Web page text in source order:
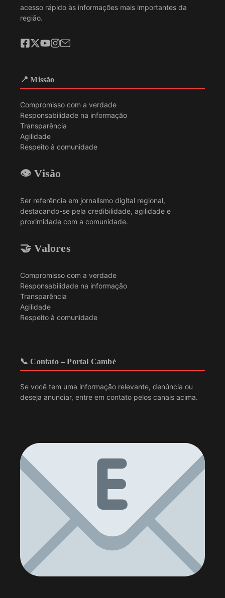
acesso rápido às informações mais importantes da
região.
📍 Missão
Compromisso com a verdade
Responsabilidade na informação
Transparência
Agilidade
Respeito à comunidade
👁️ Visão
Ser referência em jornalismo digital regional,
destacando-se pela credibilidade, agilidade e
proximidade com a comunidade.
🤝 Valores
Compromisso com a verdade
Responsabilidade na informação
Transparência
Agilidade
Respeito à comunidade
📞 Contato – Portal Cambé
Se você tem uma informação relevante, denúncia ou
deseja anunciar, entre em contato pelos canais acima.